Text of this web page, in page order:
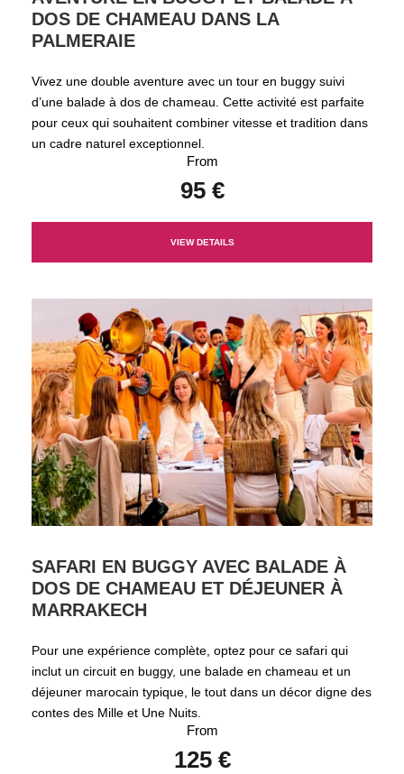
DOS DE CHAMEAU DANS LA
PALMERAIE
Vivez une double aventure avec un tour en buggy suivi
d’une balade à dos de chameau. Cette activité est parfaite
pour ceux qui souhaitent combiner vitesse et tradition dans
un cadre naturel exceptionnel.
From
95 €
VIEW DETAILS
SAFARI EN BUGGY AVEC BALADE À
DOS DE CHAMEAU ET DÉJEUNER À
MARRAKECH
Pour une expérience complète, optez pour ce safari qui
inclut un circuit en buggy, une balade en chameau et un
déjeuner marocain typique, le tout dans un décor digne des
contes des Mille et Une Nuits.
From
125 €